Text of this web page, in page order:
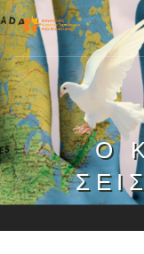
Ο